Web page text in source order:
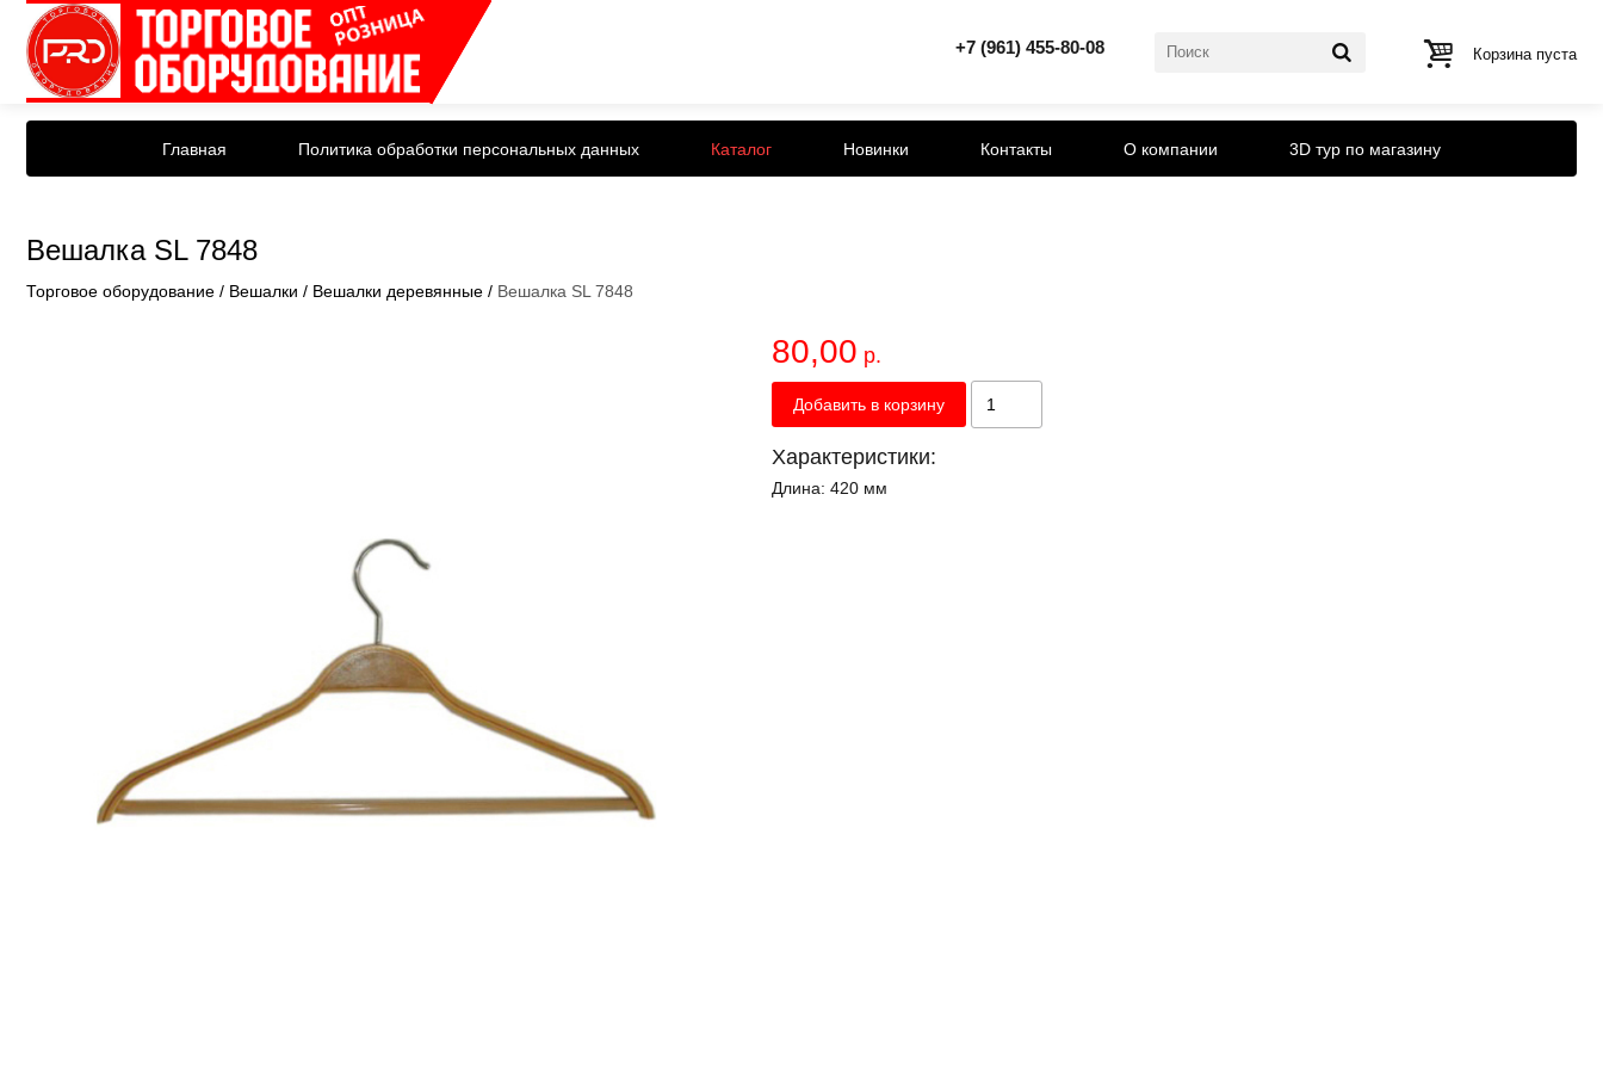
Корзина пуста
+7 (961) 455-80-08
Главная Политика обработки персональных данных Каталог Новинки Контакты О компании 3D тур по магазину
Вешалка SL 7848
Торговое оборудование / Вешалки / Вешалки деревянные / Вешалка SL 7848
80,00 р.
Добавить в корзину
Характеристики:
Длина: 420 мм